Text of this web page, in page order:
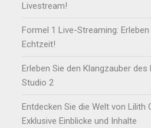
Livestream!
Formel 1 Live-Streaming:
Echtzeit!
Erleben Sie den Klangzauber
Studio 2
Entdecken Sie die Welt von Lilith
Exklusive Einblicke und Inhalte